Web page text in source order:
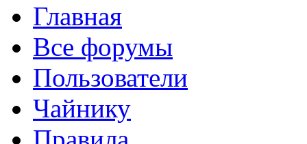
Главная
Все форумы
Пользователи
Чайнику